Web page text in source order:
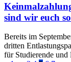
sind wir euch
Bereits im
dritten
für Studierende und